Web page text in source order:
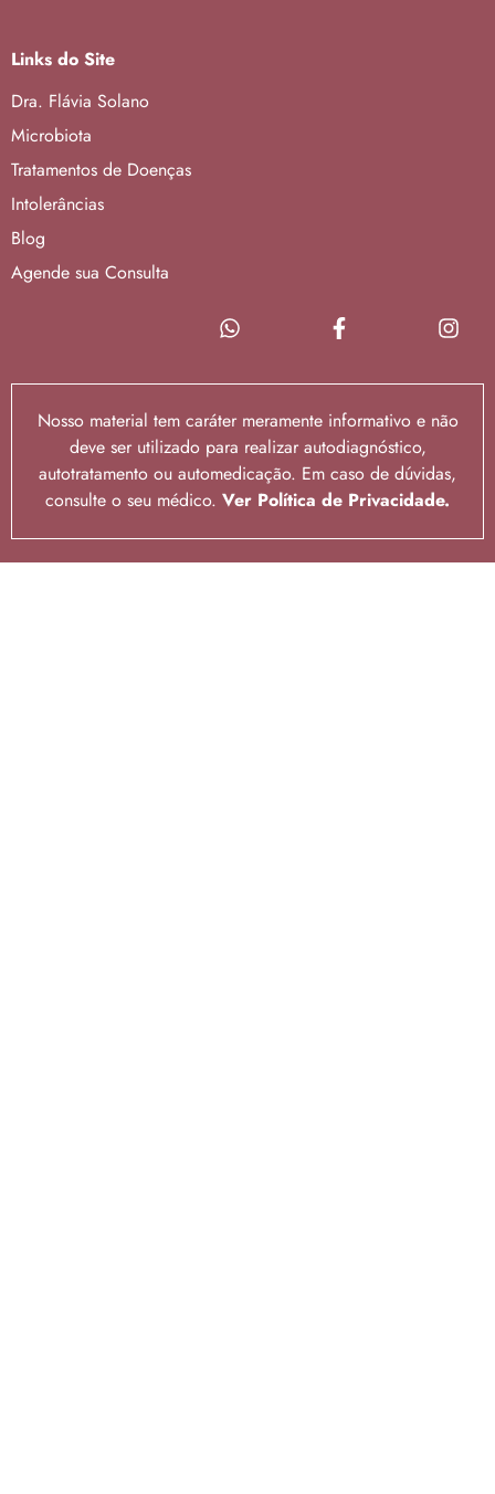
Links do Site
Dra. Flávia Solano
Microbiota
Tratamentos de Doenças
Intolerâncias
Blog
Agende sua Consulta
Nosso material tem caráter meramente informativo e não
deve ser utilizado para realizar autodiagnóstico,
autotratamento ou automedicação. Em caso de dúvidas,
consulte o seu médico. Ver Política de Privacidade.